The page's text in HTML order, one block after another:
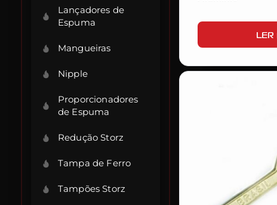
Lançadores de
Espuma
Mangueiras
Nipple
Proporcionadores
de Espuma
Redução Storz
Tampa de Ferro
Tampões Storz
LER